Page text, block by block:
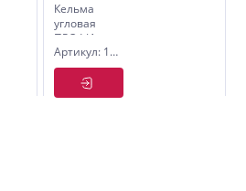
Кельма
угловая
ПРОФИ
(внут)дер.ручка,CrV
75х75х110
Артикул: 1073310